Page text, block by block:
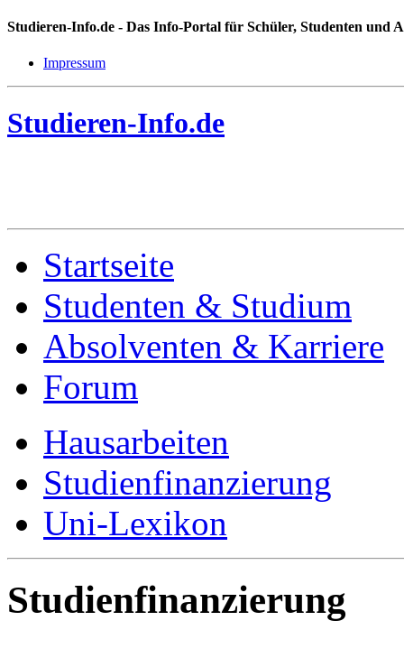
Studieren-Info.de - Das Info-Portal für Schüler, Studenten und
Impressum
Studieren-Info.de
Startseite
Studenten & Studium
Absolventen & Karriere
Forum
Hausarbeiten
Studienfinanzierung
Uni-Lexikon
Studienfinanzierung